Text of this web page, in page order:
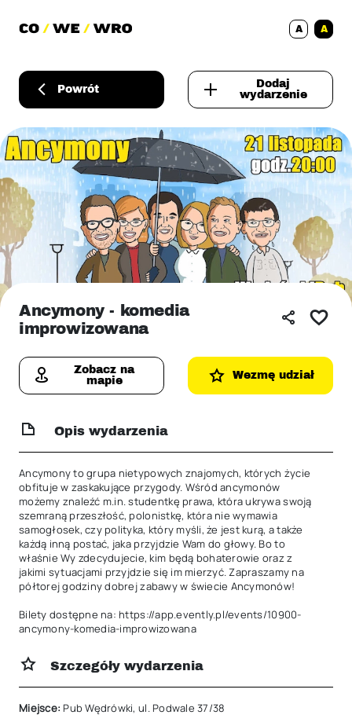
A A
Powrót
Dodaj
wydarzenie
Ancymony - komedia
improwizowana
Zobacz na
mapie
Wezmę udział
Opis wydarzenia
Ancymony to grupa nietypowych znajomych, których życie
obfituje w zaskakujące przygody. Wśród ancymonów
możemy znaleźć m.in. studentkę prawa, która ukrywa swoją
szemraną przeszłość, polonistkę, która nie wymawia
samogłosek, czy polityka, który myśli, że jest kurą, a także
każdą inną postać, jaka przyjdzie Wam do głowy. Bo to
właśnie Wy zdecydujecie, kim będą bohaterowie oraz z
jakimi sytuacjami przyjdzie się im mierzyć. Zapraszamy na
półtorej godziny dobrej zabawy w świecie Ancymonów!
Bilety dostępne na: https://app.evently.pl/events/10900-
ancymony-komedia-improwizowana
Szczegóły wydarzenia
Miejsce: Pub Wędrówki, ul. Podwale 37/38